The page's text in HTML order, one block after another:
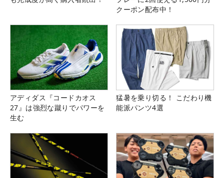
クーポン配布中！
アディダス『コードカオス
27』は強烈な蹴りでパワーを
生む
猛暑を乗り切る！ こだわり機
能派パンツ4選